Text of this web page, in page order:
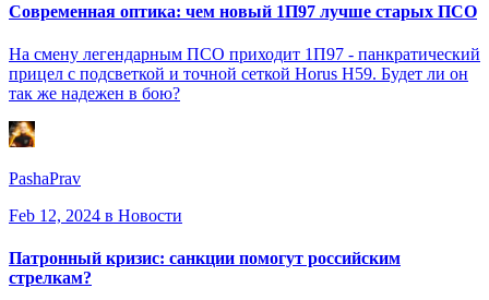
Современная оптика: чем новый 1П97 лучше старых ПСО
На смену легендарным ПСО приходит 1П97 - панкратический
прицел с подсветкой и точной сеткой Horus H59. Будет ли он
так же надежен в бою?
PashaPrav
Feb 12, 2024 в Новости
Патронный кризис: санкции помогут российским
стрелкам?